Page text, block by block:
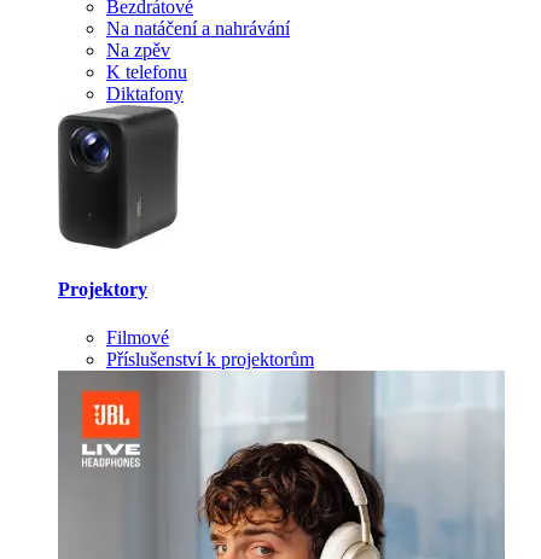
Bezdrátové
Na natáčení a nahrávání
Na zpěv
K telefonu
Diktafony
Projektory
Filmové
Příslušenství k projektorům